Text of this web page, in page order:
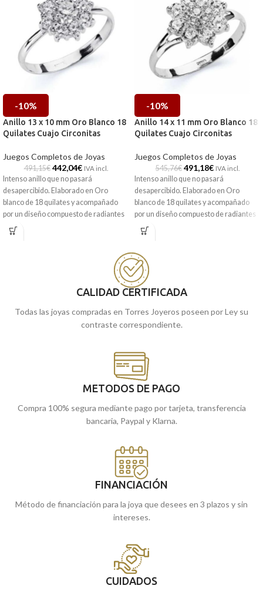
-10%
Anillo 13 x 10 mm Oro Blanco 18
Quilates Cuajo Circonitas
Juegos Completos de Joyas
491,15€ 442,04€ IVA incl.
Intenso anillo que no pasará
desapercibido. Elaborado en Oro
blanco de 18 quilates y acompañado
por un diseño compuesto de radiantes
Circonitas. Llévalo como quieras.
Tanto para días formales como
-10%
Anillo 14 x 11 mm Oro Blanco 18
Quilates Cuajo Circonitas
Juegos Completos de Joyas
545,76€ 491,18€ IVA incl.
Intenso anillo que no pasará
desapercibido. Elaborado en Oro
blanco de 18 quilates y acompañado
por un diseño compuesto de radiantes
Circonitas. Llévalo como quieras.
Tanto para días formales como
CALIDAD CERTIFICADA
Todas las joyas compradas en Torres Joyeros poseen por Ley su
contraste correspondiente.
METODOS DE PAGO
Compra 100% segura mediante pago por tarjeta, transferencia
bancaria, Paypal y Klarna.
FINANCIACIÓN
Método de financiación para la joya que desees en 3 plazos y sin
intereses.
CUIDADOS